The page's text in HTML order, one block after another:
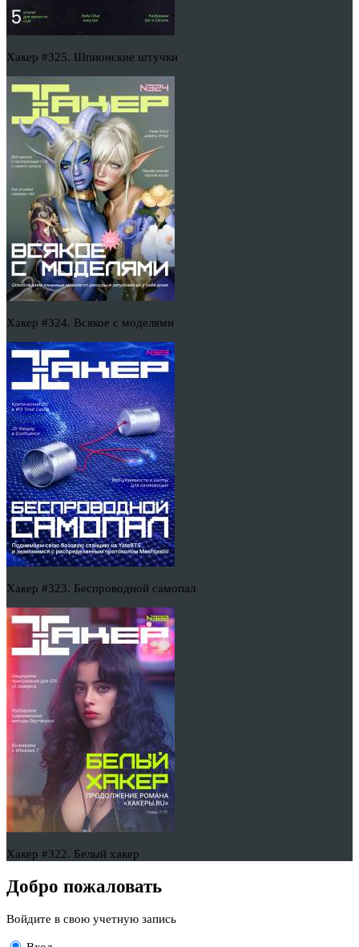
Хакер #325. Шпионские штучки
Хакер #324. Всякое с моделями
Хакер #323. Беспроводной самопал
Хакер #322. Белый хакер
Добро пожаловать
Войдите в свою учетную запись